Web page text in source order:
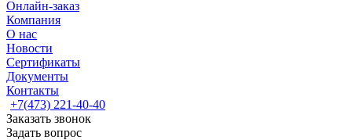
Онлайн-заказ
Компания
О нас
Новости
Сертификаты
Документы
Контакты
+7(473) 221-40-40
Заказать звонок
Задать вопрос